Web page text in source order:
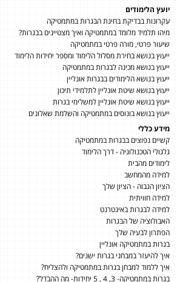
יועץ הלימודים
עקרונות בבדיקת בחינת הבגרות במתמטיקה
מיהו תלמיד מלומד במתמטיקה ואיך מצטיינים בבגרות?
שיעור פרטי, מורה פרטי במתמטיקה
ייעוץ בנושא בחירת מסלול הלימוד ומספר יחידות הלימוד
ייעוץ בנושא מכינה לבגרות במתמטיקה
ייעוץ בנושא הלימודים בבגרות אונליין
ייעוץ בנושא שיטת אונליין לתלמידי תיכון
ייעוץ בנושא שיטת אונליין למשלימי בגרות
ייעוץ בנושא בונוסים במתמטיקה והשלמת שאלונים
מידע כללי
קשיים נפוצים בבגרות במתמטיקה
גלגולי הטכנולוגיה - דרך הלימוד
לימודים מהבית
למידה מהמחשב
הציון הגבוה - הציון שלך
למידה חוויתית
למידה לבגרות באינטרנט
האבולוציה של הבגרות
הפתרון לבעיה שלך
בגרות במתמטיקה אונליין
איך להיעזר במבחני בגרות ישנים?
איך ללמוד למבחן בגרות במתמטיקה ולהצליח?
בגרות במתמטיקה- 3, 4 , 5 יחידות- מה ההבדל?